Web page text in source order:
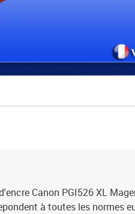
Canon PGI526 XL
à toutes les normes